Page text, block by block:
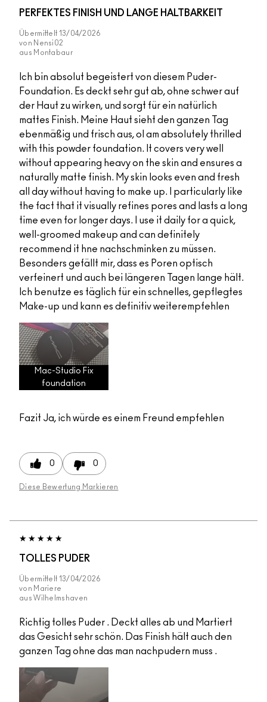
PERFEKTES FINISH UND LANGE HALTBARKEIT
Übermittelt 13/04/2026
von Nensi02
aus Montabaur
Ich bin absolut begeistert von diesem Puder-
Foundation. Es deckt sehr gut ab, ohne schwer auf
der Haut zu wirken, und sorgt für ein natürlich
mattes Finish. Meine Haut sieht den ganzen Tag
ebenmäßig und frisch aus, oI am absolutely thrilled
with this powder foundation. It covers very well
without appearing heavy on the skin and ensures a
naturally matte finish. My skin looks even and fresh
all day without having to make up. I particularly like
the fact that it visually refines pores and lasts a long
time even for longer days. I use it daily for a quick,
well-groomed makeup and can definitely
recommend it hne nachschminken zu müssen.
Besonders gefällt mir, dass es Poren optisch
verfeinert und auch bei längeren Tagen lange hält.
Ich benutze es täglich für ein schnelles, gepflegtes
Make-up und kann es definitiv weiterempfehlen
Mac-Studio Fix
foundation
Fazit Ja, ich würde es einem Freund empfehlen
0 0
Diese Bewertung Markieren
TOLLES PUDER
Übermittelt 13/04/2026
von Mariere
aus Wilhelmshaven
Richtig tolles Puder . Deckt alles ab und Martiert
das Gesicht sehr schön. Das Finish hält auch den
ganzen Tag ohne das man nachpudern muss .